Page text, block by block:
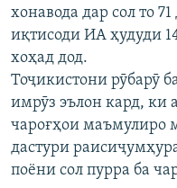
ГУЗОРИШҲОИ РАДИОӢ
Русский
ПАЙГИРӢ КУНЕД
хонавода дар сол то
иқтисоди ИА ҳудуди
хоҳад дод.
Тоҷикистони рӯбарӯ
имрӯз эълон кард, ки
чароғҳои маъмулиро
дастури
поёни сол пурра ба